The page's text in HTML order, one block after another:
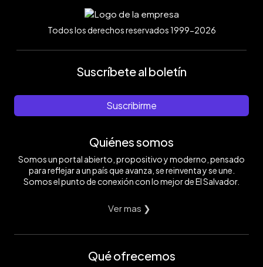
Todos los derechos reservados 1999-2026
Suscríbete al boletín
Suscribirme
Quiénes somos
Somos un portal abierto, propositivo y moderno, pensado
para reflejar a un país que avanza, se reinventa y se une.
Somos el punto de conexión con lo mejor de El Salvador.
Ver mas ❯
Qué ofrecemos